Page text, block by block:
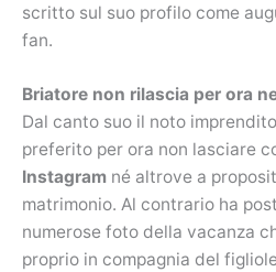
scritto sul suo profilo come
fan.
Briatore non rilascia per ora
Dal canto suo il noto
preferito per ora non lasciare
Instagram né altrove a
matrimonio. Al contrario ha
numerose foto della vacanza
proprio in compagnia del